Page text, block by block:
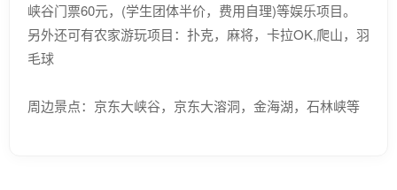
峡谷门票60元，(学生团体半价，费用自理)等娱乐项目。
另外还可有农家游玩项目：扑克，麻将，卡拉OK,爬山，羽
毛球
周边景点：京东大峡谷，京东大溶洞，金海湖，石林峡等